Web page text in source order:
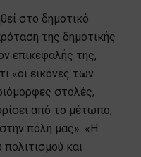
στο δημοτικό
της δημοτικής
επικεφαλής της,
«οι εικόνες των
στολές,
από το μέτωπο,
πόλη μας». «Η
πολιτισμού και